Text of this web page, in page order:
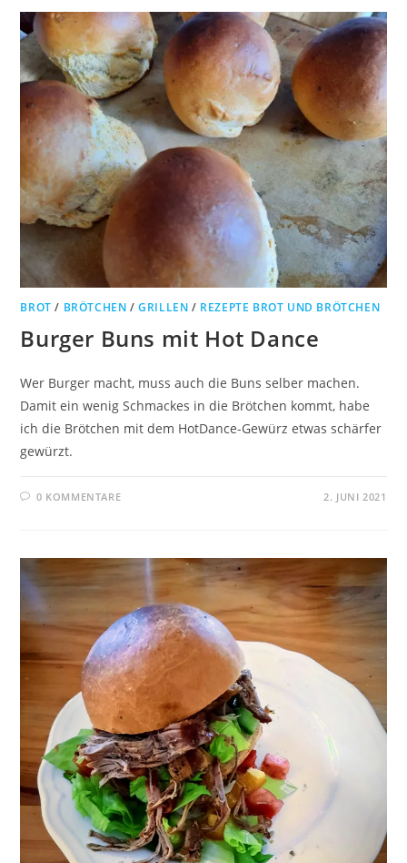
BROT / BRÖTCHEN /GRILLEN / REZEPTE BROT UND BRÖTCHEN
Burger Buns mit Hot Dance
Wer Burger macht, muss auch die Buns selber machen.
Damit ein wenig Schmackes in die Brötchen kommt, habe
ich die Brötchen mit dem HotDance-Gewürz etwas schärfer
gewürzt.
0 KOMMENTARE 2. JUNI 2021